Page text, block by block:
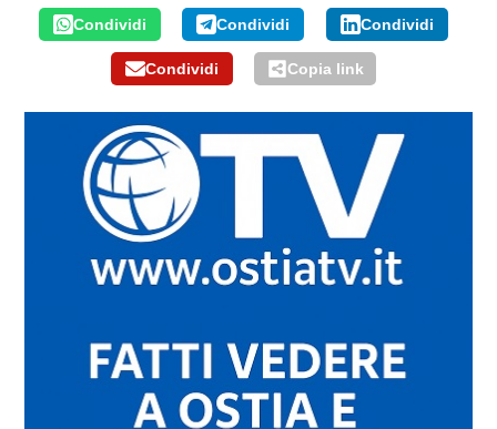
Condividi Condividi Condividi
Condividi Copia link